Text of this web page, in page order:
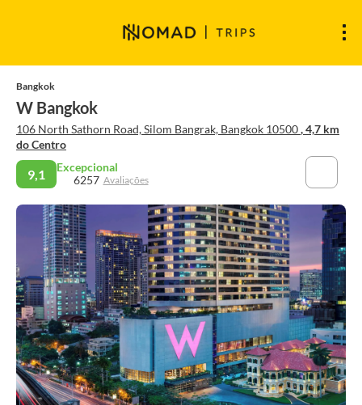
Bangkok
W Bangkok
106 North Sathorn Road, Silom Bangrak, Bangkok 10500, 4,7 km
do Centro
9,1
Excepcional
6257 Avaliações